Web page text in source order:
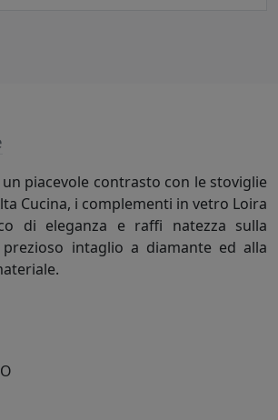
piacevole contrasto con le stoviglie
Cucina, i complementi in vetro Loira
di eleganza e raffi natezza sulla
intaglio a diamante ed alla